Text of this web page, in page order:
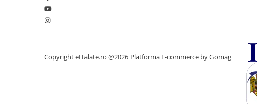
Copyright eHalate.ro @2026 Platforma E-commerce by Gomag